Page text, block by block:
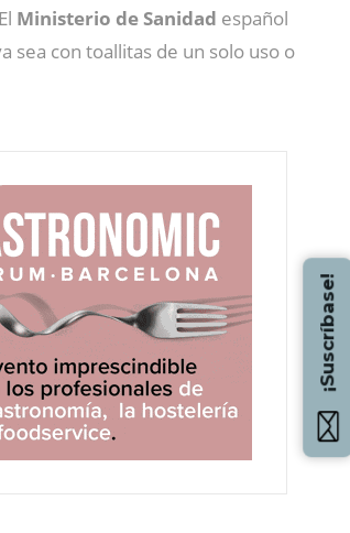
Ministerio de Sanidad español
sea con toallitas de un solo uso o
¡Suscríbase!